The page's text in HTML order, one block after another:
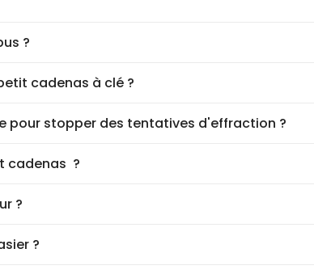
?
cadenas à clé ?
pour stopper des tentatives d'effraction ?
cadenas ?
?
?